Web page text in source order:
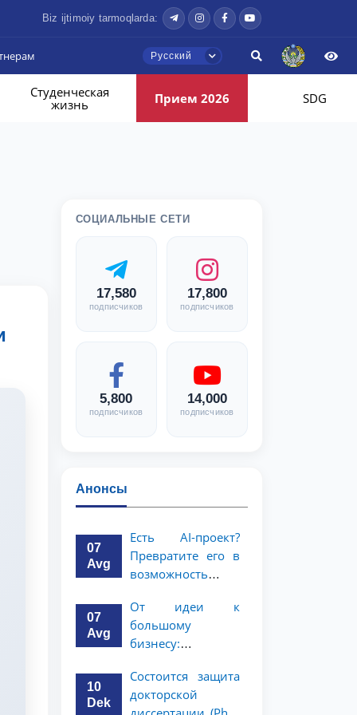
Biz ijtimoiy tarmoqlarda:
Русский
Студенческая
жизнь
Прием 2026 SDG
СОЦИАЛЬНЫЕ СЕТИ
17,580
подписчиков
17,800
подписчиков
5,800
подписчиков
14,000
подписчиков
Анонсы
07
Avg
Есть AI-проект?
Превратите его в
возможность
миллион
долларов!
07
Avg
От идеи к
большому
бизнесу:
миллионов
долларов для
10
Dek
Состоится защита
докторской